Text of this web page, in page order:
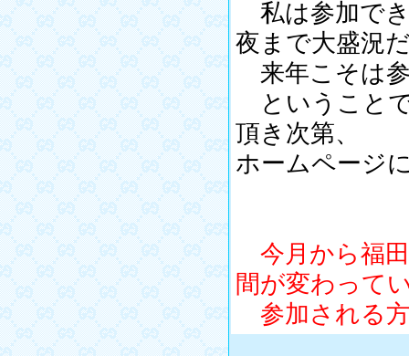
私は参加で
夜まで大盛況
来年こそは
ということ
頂き次第、
ホームページ
今月から福
間が変わって
参加される